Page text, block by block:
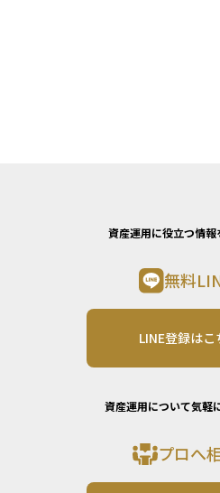
資産運用に役立つ情
無料
LINE登録はこ
資産運用について気軽
プロへ